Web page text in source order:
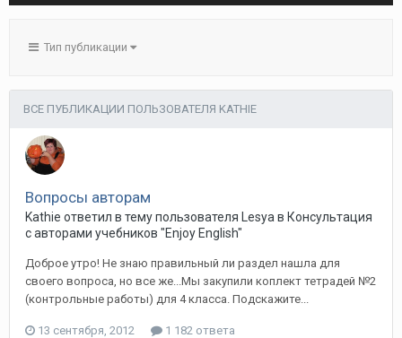
Тип публикации
ВСЕ ПУБЛИКАЦИИ ПОЛЬЗОВАТЕЛЯ KATHIE
Вопросы авторам
Kathie ответил в тему пользователя Lesya в Консультация
с авторами учебников "Enjoy English"
Доброе утро! Не знаю правильный ли раздел нашла для
своего вопроса, но все же...Мы закупили коплект тетрадей №2
(контрольные работы) для 4 класса. Подскажите...
13 сентября, 2012 1 182 ответа